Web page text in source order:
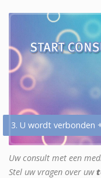
3. U wordt verbonden
Uw consult met een
Stel uw vragen over uw